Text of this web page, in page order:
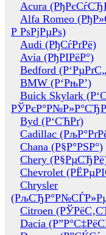
Acura
Alfa Romeo
Р РѕРјРµРѕ)
Audi (РђСѓРґРё)
Avia (РђРІРёР°)
Bedford
BMW (Р‘РњР’)
Buick Skylark
Byd (Р‘СЋРґ)
Cadillac
Chana (Р§Р°РЅР°)
Chery
Chevrolet
Chrysler
Citroen
Dacia